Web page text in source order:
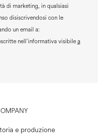
di marketing, in qualsiasi
disiscrivendosi con le
un email a:
nell’informativa visibilea
e produzione